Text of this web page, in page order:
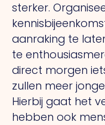
sterker.
aanraking te
te
direct morgen
zullen meer
Hierbij gaat het
hebben ook